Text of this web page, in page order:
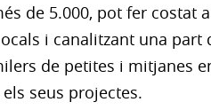
de 5.000, pot fer costat
i canalitzant una part
de petites i mitjanes
seus projectes.